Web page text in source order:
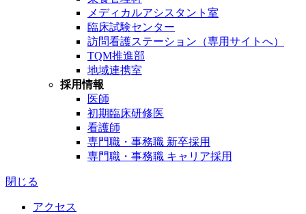
メディカルアシスタント室
臨床試験センター
訪問看護ステーション（専用サイトへ）
TQM推進部
地域連携室
採用情報
医師
初期臨床研修医
看護師
専門職・事務職 新卒採用
専門職・事務職 キャリア採用
閉じる
アクセス